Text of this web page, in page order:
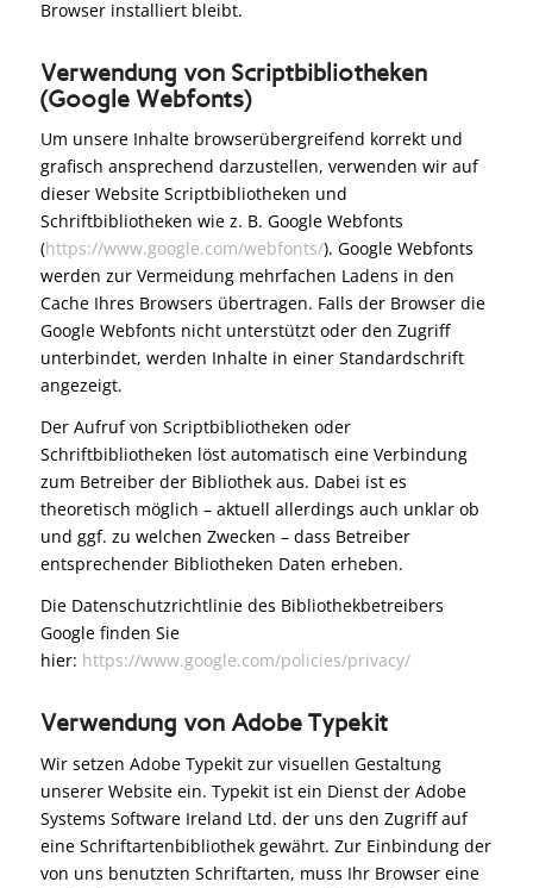
Browser installiert bleibt.
Verwendung von Scriptbibliotheken
(Google Webfonts)
Um unsere Inhalte browserübergreifend korrekt und
grafisch ansprechend darzustellen, verwenden wir auf
dieser Website Scriptbibliotheken und
Schriftbibliotheken wie z. B. Google Webfonts
(https://www.google.com/webfonts/). Google Webfonts
werden zur Vermeidung mehrfachen Ladens in den
Cache Ihres Browsers übertragen. Falls der Browser die
Google Webfonts nicht unterstützt oder den Zugriff
unterbindet, werden Inhalte in einer Standardschrift
angezeigt.
Der Aufruf von Scriptbibliotheken oder
Schriftbibliotheken löst automatisch eine Verbindung
zum Betreiber der Bibliothek aus. Dabei ist es
theoretisch möglich – aktuell allerdings auch unklar ob
und ggf. zu welchen Zwecken – dass Betreiber
entsprechender Bibliotheken Daten erheben.
Die Datenschutzrichtlinie des Bibliothekbetreibers
Google finden Sie
hier: https://www.google.com/policies/privacy/
Verwendung von Adobe Typekit
Wir setzen Adobe Typekit zur visuellen Gestaltung
unserer Website ein. Typekit ist ein Dienst der Adobe
Systems Software Ireland Ltd. der uns den Zugriff auf
eine Schriftartenbibliothek gewährt. Zur Einbindung der
von uns benutzten Schriftarten, muss Ihr Browser eine